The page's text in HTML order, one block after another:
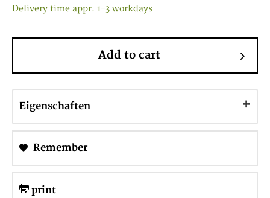
Delivery time appr. 1-3 workdays
Add to cart
Eigenschaften
Remember
print